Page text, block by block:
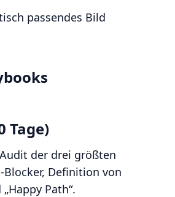
Tage)
der drei größten
Definition von
„Happy Path“.